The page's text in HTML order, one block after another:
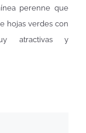
perenne que
hojas verdes con
atractivas y